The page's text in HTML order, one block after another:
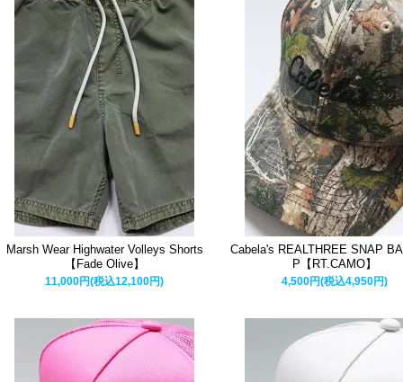
Marsh Wear Highwater Volleys Shorts
【Fade Olive】
11,000円(税込12,100円)
Cabela's REALTHREE SNAP
P【RT.CAMO】
4,500円(税込4,950円)